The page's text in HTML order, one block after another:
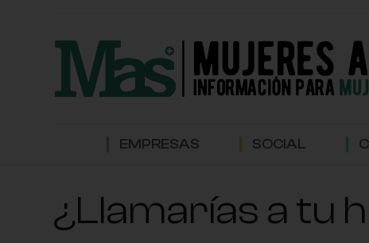
EMPRESAS SOCIAL
¿Llamarías a tu